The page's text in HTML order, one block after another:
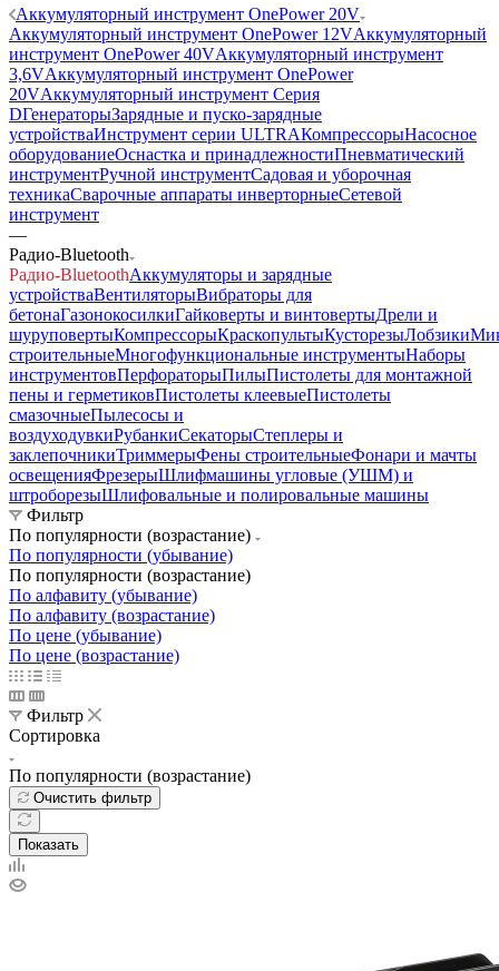
Аккумуляторный инструмент OnePower 20V
Аккумуляторный инструмент OnePower 12VАккумуляторный
инструмент OnePower 40VАккумуляторный инструмент
3,6VАккумуляторный инструмент OnePower
20VАккумуляторный инструмент Серия
DГенераторыЗарядные и пуско-зарядные
устройстваИнструмент серии ULTRAКомпрессорыНасосное
оборудованиеОснастка и принадлежностиПневматический
инструментРучной инструментСадовая и уборочная
техникаСварочные аппараты инверторныеСетевой
инструмент
—
Радио-Bluetooth
Радио-BluetoothАккумуляторы и зарядные
устройстваВентиляторыВибраторы для
бетонаГазонокосилкиГайковерты и винтовертыДрели и
шуруповертыКомпрессорыКраскопультыКусторезыЛобзики
строительныеМногофункциональные инструментыНаборы
инструментовПерфораторыПилыПистолеты для монтажной
пены и герметиковПистолеты клеевыеПистолеты
смазочныеПылесосы и
воздуходувкиРубанкиСекаторыСтеплеры и
заклепочникиТриммерыФены строительныеФонари и мачты
освещенияФрезерыШлифмашины угловые (УШМ) и
штроборезыШлифовальные и полировальные машины
Фильтр
По популярности (возрастание)
По популярности (убывание)
По популярности (возрастание)
По алфавиту (убывание)
По алфавиту (возрастание)
По цене (убывание)
По цене (возрастание)
Фильтр
Сортировка
По популярности (возрастание)
Очистить фильтр
Показать